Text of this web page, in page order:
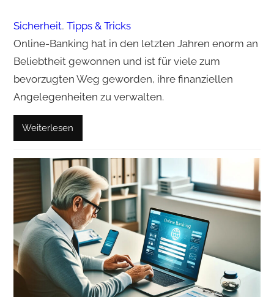
Sicherheit, Tipps & Tricks
Online-Banking hat in den letzten Jahren enorm an
Beliebtheit gewonnen und ist für viele zum
bevorzugten Weg geworden, ihre finanziellen
Angelegenheiten zu verwalten.
Weiterlesen